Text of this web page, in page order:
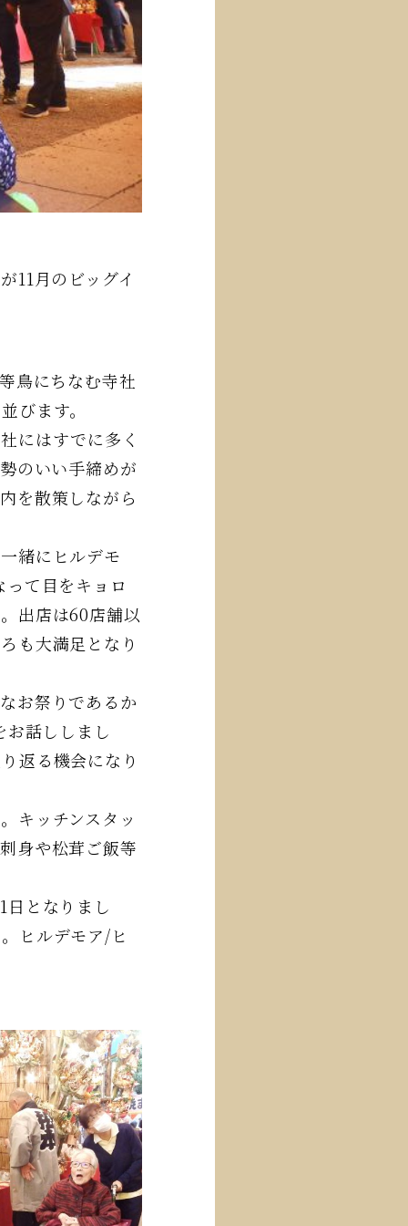
月のビッグイ
鳥にちなむ寺社
びます。
にはすでに多く
のいい手締めが
を散策しながら
緒にヒルデモ
て目をキョロ
出店は60店舗以
も大満足となり
お祭りであるか
話ししまし
返る機会になり
キッチンスタッ
身や松茸ご飯等
となりまし
ヒルデモア/ヒ